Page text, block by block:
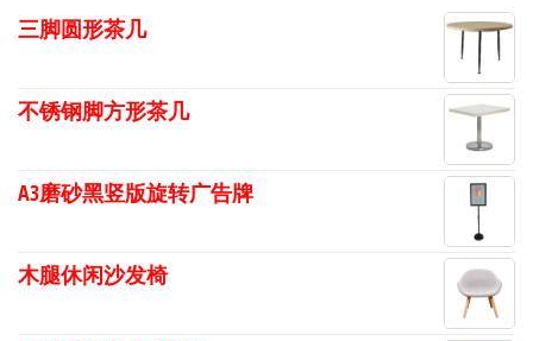
三脚圆形茶几
不锈钢脚方形茶几
A3磨砂黑竖版旋转广告牌
木腿休闲沙发椅